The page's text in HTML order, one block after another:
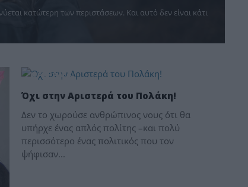
κατώτερη των περιστάσεων. Και αυτό δεν είναι κάτι
ΘΑΡΡΑΛΕΑ
Όχι στην Αριστερά του Πολάκη!
Δεν το χωρούσε ανθρώπινος νους ότι θα
υπήρχε ένας απλός πολίτης –και πολύ
περισσότερο ένας πολιτικός που τον
ψήφισαν...